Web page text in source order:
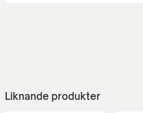
Liknande produkter